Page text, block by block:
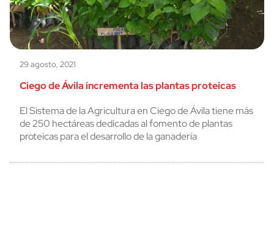
29 agosto, 2021
Ciego de Ávila incrementa las plantas proteicas
El Sistema de la Agricultura en Ciego de Ávila tiene más
de 250 hectáreas dedicadas al fomento de plantas
proteicas para el desarrollo de la ganadería